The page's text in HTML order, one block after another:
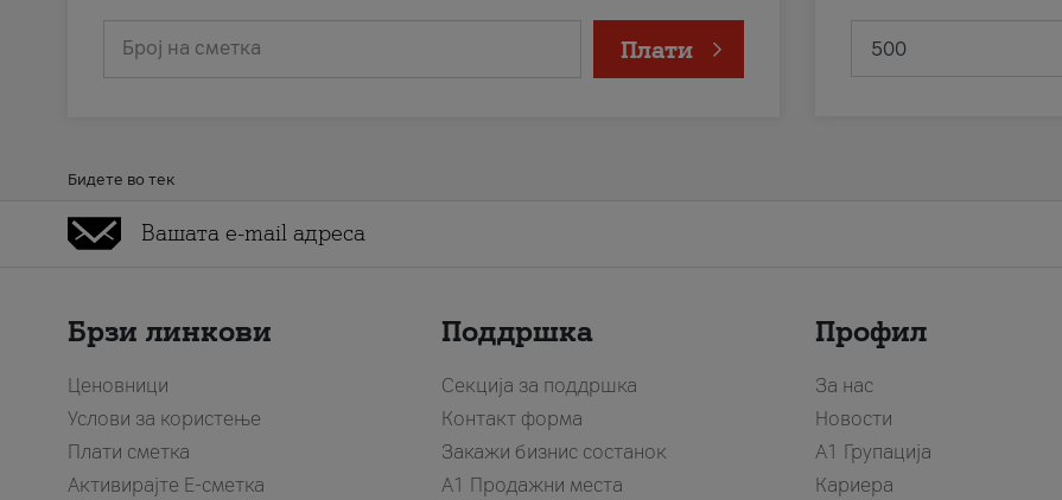
Број на сметка Плати
Бидете во тек
Брзи линкови
Ценовници
Услови за користење
Плати сметка
Активирајте Е-сметка
Поддршка
Секција за поддршка
Контакт форма
Закажи бизнис состанок
A1 Продажни места
Профил
За нас
Новости
А1 Групација
Кариера